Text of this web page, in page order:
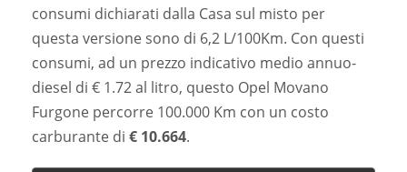
consumi dichiarati dalla Casa sul misto per
questa versione sono di 6,2 L/100Km. Con questi
consumi, ad un prezzo indicativo medio annuo-
diesel di € 1.72 al litro, questo Opel Movano
Furgone percorre 100.000 Km con un costo
carburante di € 10.664.